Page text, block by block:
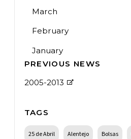
March
February
January
PREVIOUS NEWS
2005-2013
TAGS
25 de Abril Alentejo Bolsas